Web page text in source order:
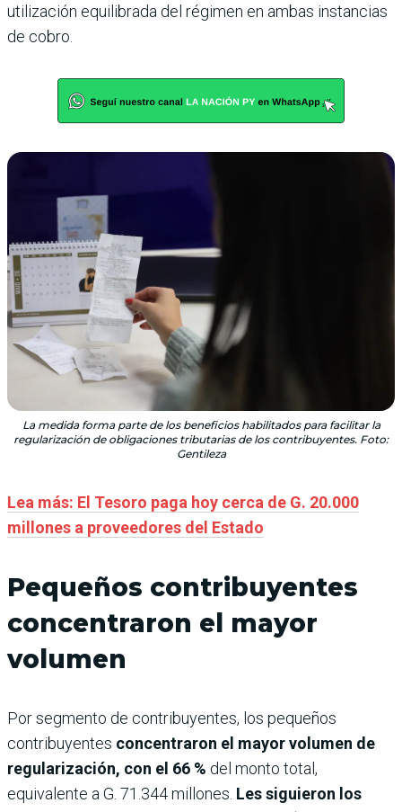
utilización equilibrada del régimen en ambas instancias
de cobro.
La medida forma parte de los beneficios habilitados para facilitar la
regularización de obligaciones tributarias de los contribuyentes. Foto:
Gentileza
Lea más: El Tesoro paga hoy cerca de G. 20.000
millones a proveedores del Estado
Pequeños contribuyentes
concentraron el mayor
volumen
Por segmento de contribuyentes, los pequeños
contribuyentes concentraron el mayor volumen de
regularización, con el 66 % del monto total,
equivalente a G. 71.344 millones. Les siguieron los